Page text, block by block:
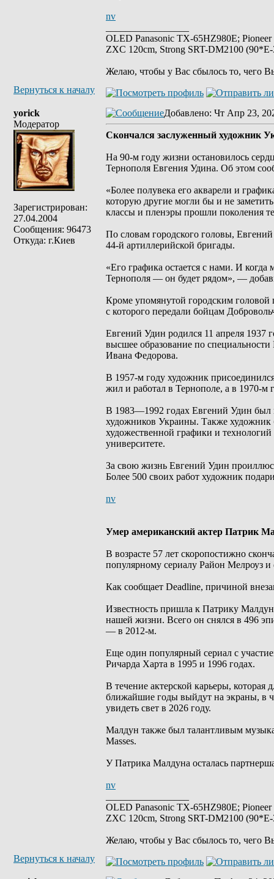
nv
OLED Panasonic TX-65HZ980E;
ZXC 120cm, Strong SRT-DM2100
Желаю, чтобы у Вас сбылось то, чего
Вернуться к началу
yorick
Модератор
Зарегистрирован:
27.04.2004
Сообщения: 96473
Откуда: г.Киев
Добавлено: Чт Апр 23,
Скончался заслуженный художник
На 90-м году жизни остановилось
Тернополя Евгения Удина. Об этом
«Более полувека его акварели и
которую другие могли бы и не
классы и пленэры прошли поколения
По словам городского головы,
44-й артиллерийской бригады.
«Его графика остается с нами. И
Тернополя — он будет рядом», —
Кроме упомянутой городским головой
с которого передали бойцам
Евгений Удин родился 11 апреля 1937
высшее образование по
Ивана Федорова.
В 1957-м году художник
жил и работал в Тернополе, а в 1970-
В 1983—1992 годах Евгений Удин был
художников Украины. Также художник
художественной графики и
университете.
За свою жизнь Евгений Удин
Более 500 своих работ художник
nv
Умер американский актер Патрик
В возрасте 57 лет скоропостижно
популярному сериалу Район Мелроуз
Как сообщает Deadline, причиной
Известность пришла к Патрику
нашей жизни. Всего он снялся в 496
— в 2012-м.
Еще один популярный сериал с
Ричарда Харта в 1995 и 1996 годах.
В течение актерской карьеры, которая
ближайшие годы выйдут на экраны, в
увидеть свет в 2026 году.
Малдун также был талантливым
Masses.
У Патрика Малдуна осталась
nv
OLED Panasonic TX-65HZ980E;
ZXC 120cm, Strong SRT-DM2100
Желаю, чтобы у Вас сбылось то, чего
Вернуться к началу